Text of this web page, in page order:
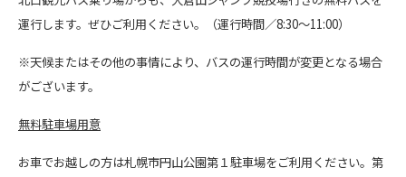
運行します。ぜひご利用ください。（運行時間／8:30～11:00）
※天候またはその他の事情により、バスの運行時間が変更となる場合
がございます。
無料駐車場用意
お車でお越しの方は札幌市円山公園第１駐車場をご利用ください。第